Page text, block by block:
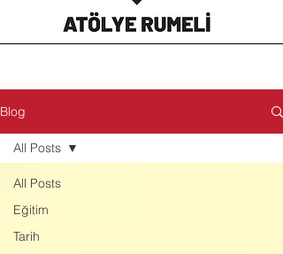
Blog
All Posts
Eğitim
Tarih
All Posts